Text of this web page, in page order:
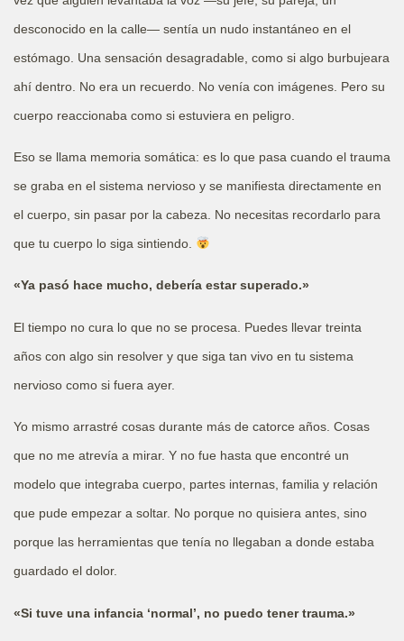
desconocido en la calle— sentía un nudo instantáneo en el
estómago. Una sensación desagradable, como si algo burbujeara
ahí dentro. No era un recuerdo. No venía con imágenes. Pero su
cuerpo reaccionaba como si estuviera en peligro.
Eso se llama memoria somática: es lo que pasa cuando el trauma
se graba en el sistema nervioso y se manifiesta directamente en
el cuerpo, sin pasar por la cabeza. No necesitas recordarlo para
que tu cuerpo lo siga sintiendo.
«Ya pasó hace mucho, debería estar superado.»
El tiempo no cura lo que no se procesa. Puedes llevar treinta
años con algo sin resolver y que siga tan vivo en tu sistema
nervioso como si fuera ayer.
Yo mismo arrastré cosas durante más de catorce años. Cosas
que no me atrevía a mirar. Y no fue hasta que encontré un
modelo que integraba cuerpo, partes internas, familia y relación
que pude empezar a soltar. No porque no quisiera antes, sino
porque las herramientas que tenía no llegaban a donde estaba
guardado el dolor.
«Si tuve una infancia ‘normal’, no puedo tener trauma.»